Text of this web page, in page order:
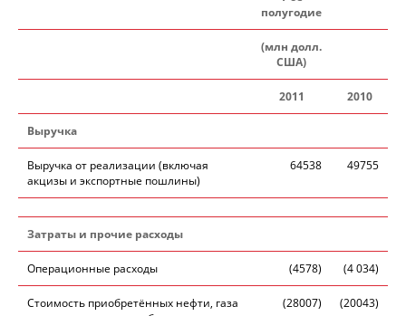
полугодие
(млн долл.
США)
2011 2010
Выручка
Выручка от реализации (включая
акцизы и экспортные пошлины)
64538 49755
Затраты и прочие расходы
Операционные расходы (4578) (4 034)
Стоимость приобретённых нефти, газа
(28007) (20043)